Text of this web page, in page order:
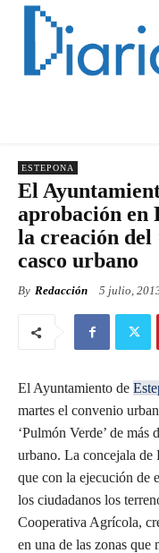
ESTEPONA
El
aprobación en
la creación del
casco urbano
By Redacción 5 julio,
El Ayuntamiento de
martes el convenio
‘Pulmón Verde’ de más
urbano. La concejala de
que con la ejecución de
los ciudadanos los
Cooperativa Agrícola,
en una de las zonas